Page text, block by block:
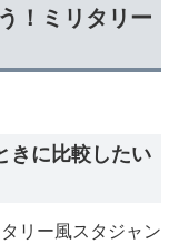
！ミリタリー
きに比較したい
リー風スタジャン